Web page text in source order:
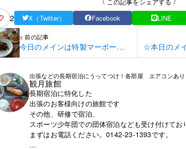
2
\ この記事をシェアする /
X（Twitter）
Facebook LINE
< 前の記事
今日のメインは特製マーボーナ
スです！
☆本日のメ
出張などの長期宿泊にうってつけ！各部屋 エアコンあり
観月旅館
長期宿泊に特化した
出張のお客様向けの旅館です
その他、研修で宿泊、
スポーツ少年団での団体宿泊なども受け付けてお
まずはお電話ください。0142-23-1393です。